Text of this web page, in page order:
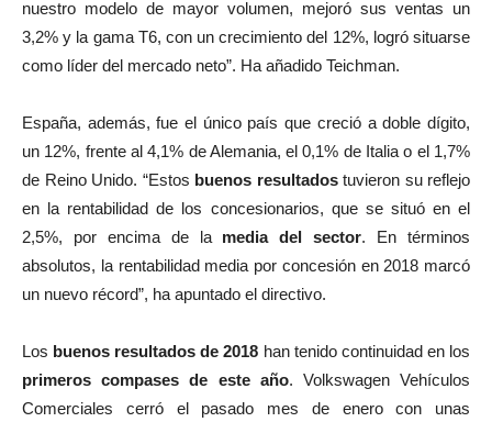
nuestro modelo de mayor volumen, mejoró sus ventas un
3,2% y la gama T6, con un crecimiento del 12%, logró situarse
como líder del mercado neto”. Ha añadido Teichman.
España, además, fue el único país que creció a doble dígito,
un 12%, frente al 4,1% de Alemania, el 0,1% de Italia o el 1,7%
de Reino Unido. “Estos buenos resultadostuvieron su reflejo
en la rentabilidad de los concesionarios, que se situó en el
2,5%, por encima de la media del sector. En términos
absolutos, la rentabilidad media por concesión en 2018 marcó
un nuevo récord”, ha apuntado el directivo.
Los buenos resultados de 2018 han tenido continuidad en los
primeros compases de este año. Volkswagen Vehículos
Comerciales cerró el pasado mes de enero con unas